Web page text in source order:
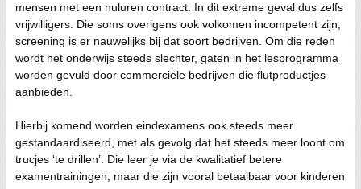
mensen met een nuluren contract. In dit extreme geval dus zelfs
vrijwilligers. Die soms overigens ook volkomen incompetent zijn,
screening is er nauwelijks bij dat soort bedrijven. Om die reden
wordt het onderwijs steeds slechter, gaten in het lesprogramma
worden gevuld door commerciële bedrijven die flutproductjes
aanbieden.
Hierbij komend worden eindexamens ook steeds meer
gestandaardiseerd, met als gevolg dat het steeds meer loont om
trucjes ‘te drillen’. Die leer je via de kwalitatief betere
examentrainingen, maar die zijn vooral betaalbaar voor kinderen